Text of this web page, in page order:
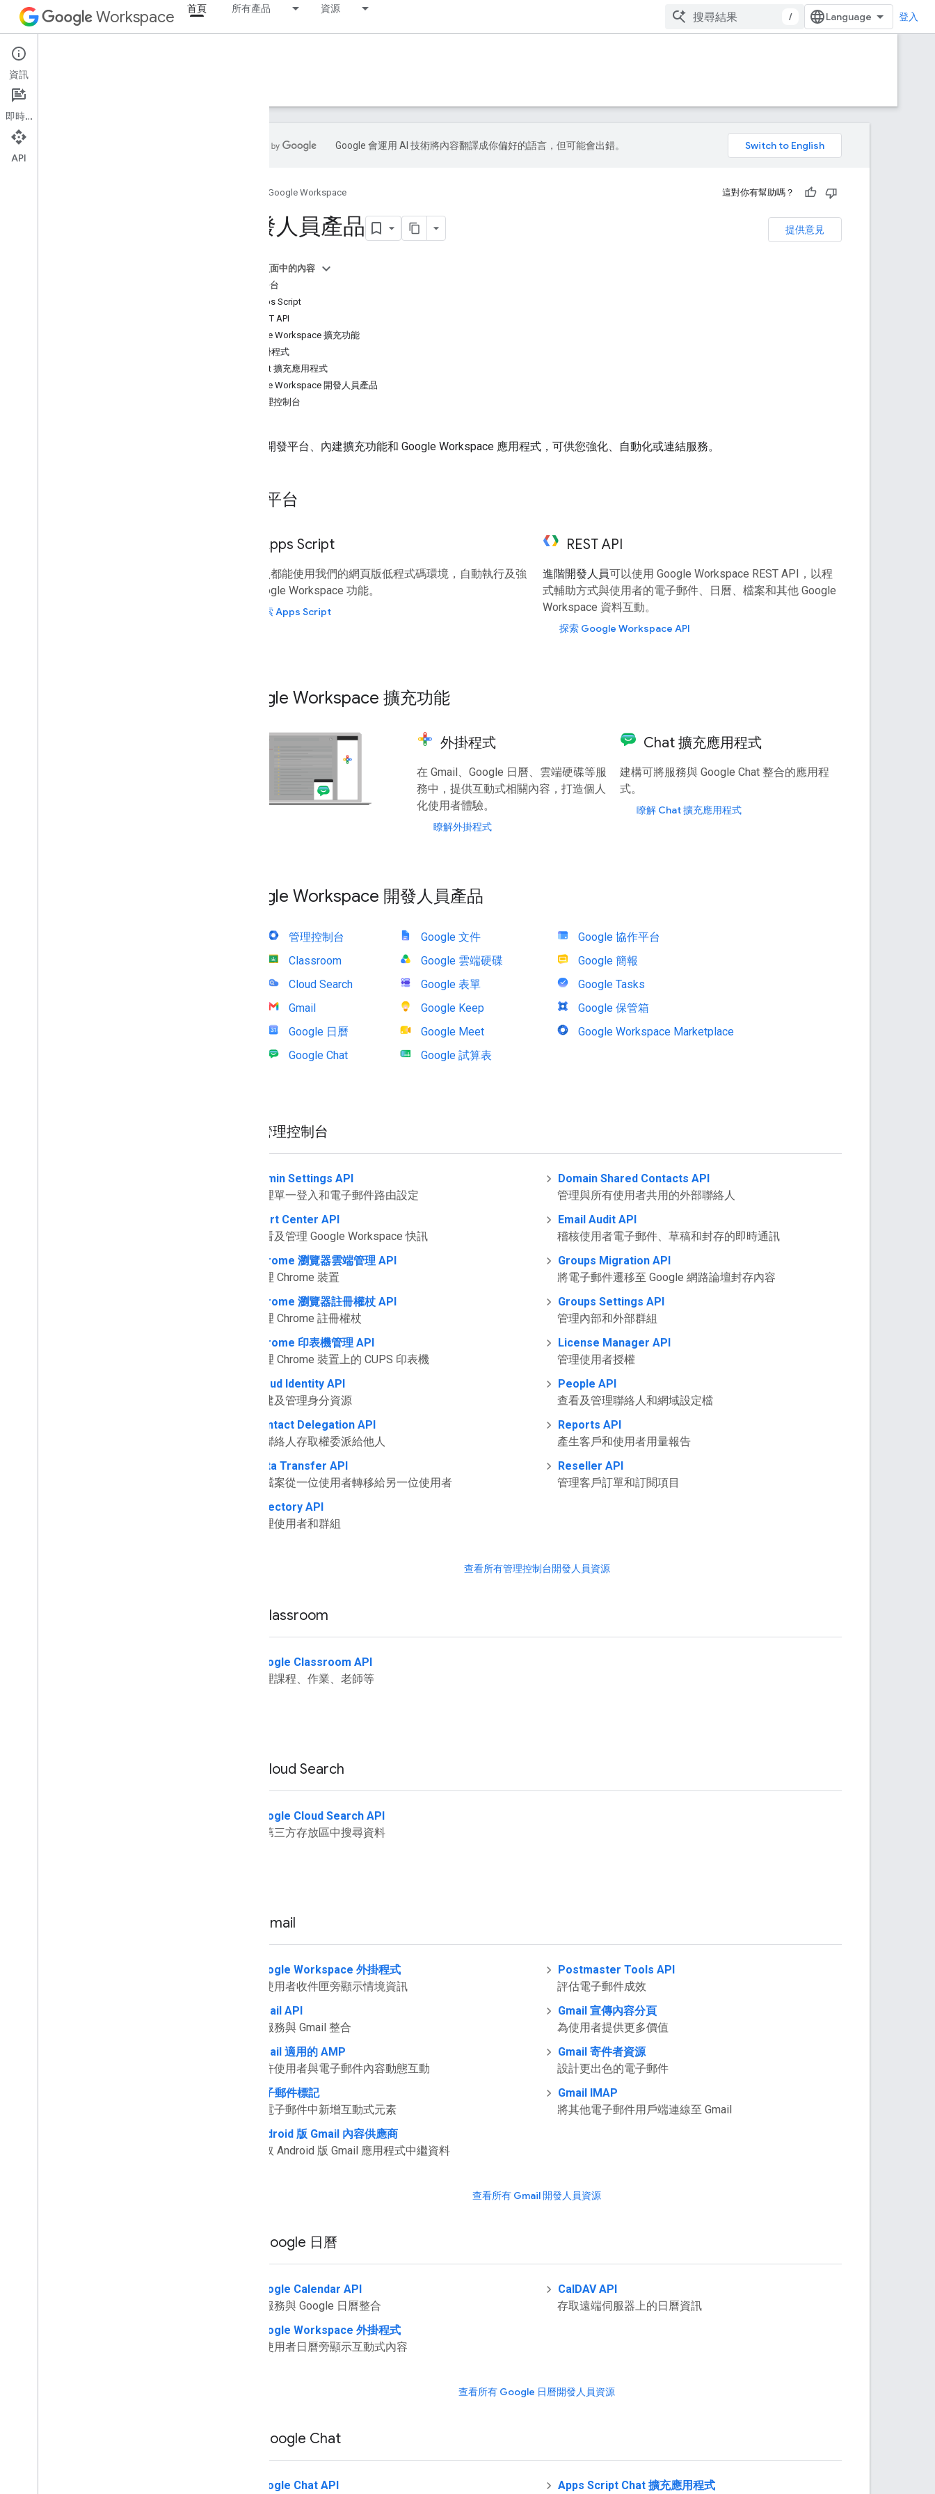
Workspace 首頁 所有產品 資源
/ 登入
首頁
總覽
Google 會運用 AI 技術將內容翻譯成你偏好的語言，但可能會出錯。
Google Workspace 這對你有幫助嗎？
提供意見
開發人員產品
這個頁面中的內容
開發平台
Apps Script
REST API
Google Workspace 擴充功能
外掛程式
Chat 擴充應用程式
Google Workspace 開發人員產品
管理控制台
以下是開發平台、內建擴充功能和 Google Workspace 應用程式，可供您強化、自動化或連結服務。
開發平台
Apps Script
都能使用我們的網頁版低程式碼環境，自動執行及強
化 Google Workspace 功能。
探索 Apps Script
REST API
進階開發人員可以使用 Google Workspace REST API，以程
式輔助方式與使用者的電子郵件、日曆、檔案和其他 Google
Workspace 資料互動。
探索 Google Workspace API
Google Workspace 擴充功能
外掛程式
在 Gmail、Google 日曆、雲端硬碟等服
務中，提供互動式相關內容，打造個人
化使用者體驗。
瞭解外掛程式
Chat 擴充應用程式
建構可將服務與 Google Chat 整合的應用程
式。
瞭解 Chat 擴充應用程式
Google Workspace 開發人員產品
管理控制台
Classroom
Cloud Search
Gmail
Google 日曆
Google Chat
Google 文件
Google 雲端硬碟
Google 表單
Google Keep
Google Meet
Google 試算表
Google 協作平台
Google 簡報
Google Tasks
Google 保管箱
Google Workspace Marketplace
管理控制台
Admin Settings API
管理單一登入和電子郵件路由設定
Alert Center API
查看及管理 Google Workspace 快訊
Chrome 瀏覽器雲端管理 API
管理 Chrome 裝置
Chrome 瀏覽器註冊權杖 API
管理 Chrome 註冊權杖
Chrome 印表機管理 API
管理 Chrome 裝置上的 CUPS 印表機
Cloud Identity API
佈建及管理身分資源
Contact Delegation API
將聯絡人存取權委派給他人
Data Transfer API
將檔案從一位使用者轉移給另一位使用者
Directory API
管理使用者和群組
Domain Shared Contacts API
管理與所有使用者共用的外部聯絡人
Email Audit API
稽核使用者電子郵件、草稿和封存的即時通訊
Groups Migration API
將電子郵件遷移至 Google 網路論壇封存內容
Groups Settings API
管理內部和外部群組
License Manager API
管理使用者授權
People API
查看及管理聯絡人和網域設定檔
Reports API
產生客戶和使用者用量報告
Reseller API
管理客戶訂單和訂閱項目
查看所有管理控制台開發人員資源
Classroom
Google Classroom API
管理課程、作業、老師等
Cloud Search
Google Cloud Search API
在第三方存放區中搜尋資料
Gmail
Google Workspace 外掛程式
在使用者收件匣旁顯示情境資訊
Gmail API
將服務與 Gmail 整合
Gmail 適用的 AMP
允許使用者與電子郵件內容動態互動
電子郵件標記
在電子郵件中新增互動式元素
Android 版 Gmail 內容供應商
擷取 Android 版 Gmail 應用程式中繼資料
Postmaster Tools API
評估電子郵件成效
Gmail 宣傳內容分頁
為使用者提供更多價值
Gmail 寄件者資源
設計更出色的電子郵件
Gmail IMAP
將其他電子郵件用戶端連線至 Gmail
查看所有 Gmail 開發人員資源
Google 日曆
Google Calendar API
將服務與 Google 日曆整合
Google Workspace 外掛程式
在使用者日曆旁顯示互動式內容
CalDAV API
存取遠端伺服器上的日曆資訊
查看所有 Google 日曆開發人員資源
Google Chat
Google Chat API Apps Script Chat 擴充應用程式
資訊
即時通訊
API